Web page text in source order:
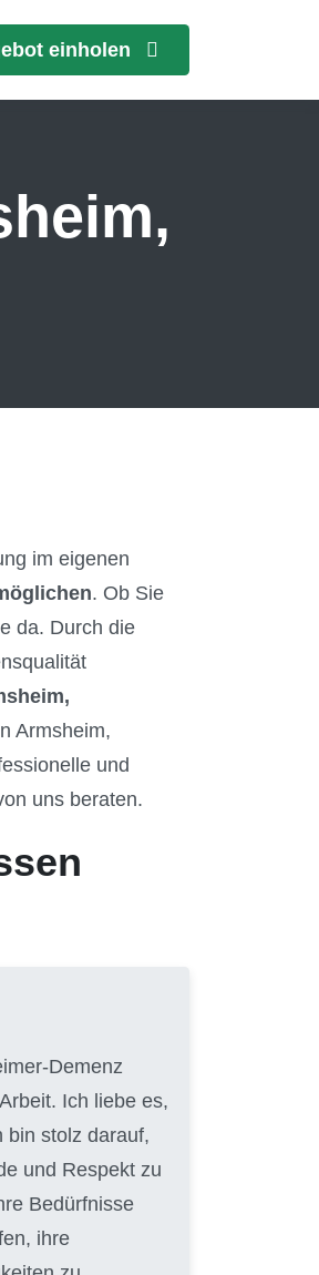
einholen
im eigenen
. Ob Sie
da. Durch die
Armsheim,
und
uns beraten.
Demenz
Ich liebe es,
bin stolz darauf,
und Respekt zu
Bedürfnisse
ihre